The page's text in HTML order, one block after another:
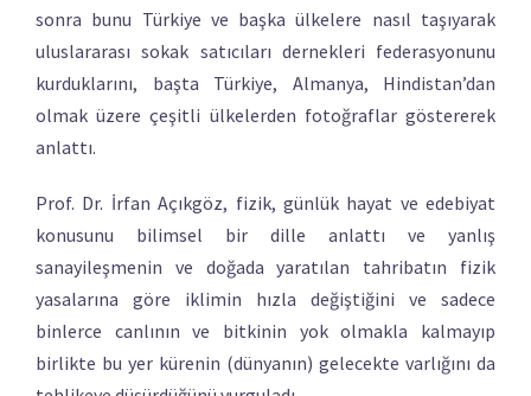
sonra bunu Türkiye ve başka ülkelere nasıl taşıyarak
uluslararası sokak satıcıları dernekleri federasyonunu
kurduklarını, başta Türkiye, Almanya, Hindistan’dan
olmak üzere çeşitli ülkelerden fotoğraflar göstererek
anlattı.
Prof. Dr. İrfan Açıkgöz, fizik, günlük hayat ve edebiyat
konusunu bilimsel bir dille anlattı ve yanlış
sanayileşmenin ve doğada yaratılan tahribatın fizik
yasalarına göre iklimin hızla değiştiğini ve sadece
binlerce canlının ve bitkinin yok olmakla kalmayıp
birlikte bu yer kürenin (dünyanın) gelecekte varlığını da